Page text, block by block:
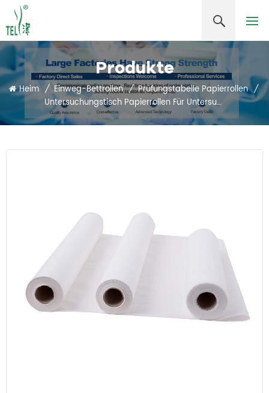
Produkte
Heim / Einweg-Bettrollen / Prüfungstabelle Papierrollen /
Untersuchungstisch Papierrollen Für Untersuchungstisch